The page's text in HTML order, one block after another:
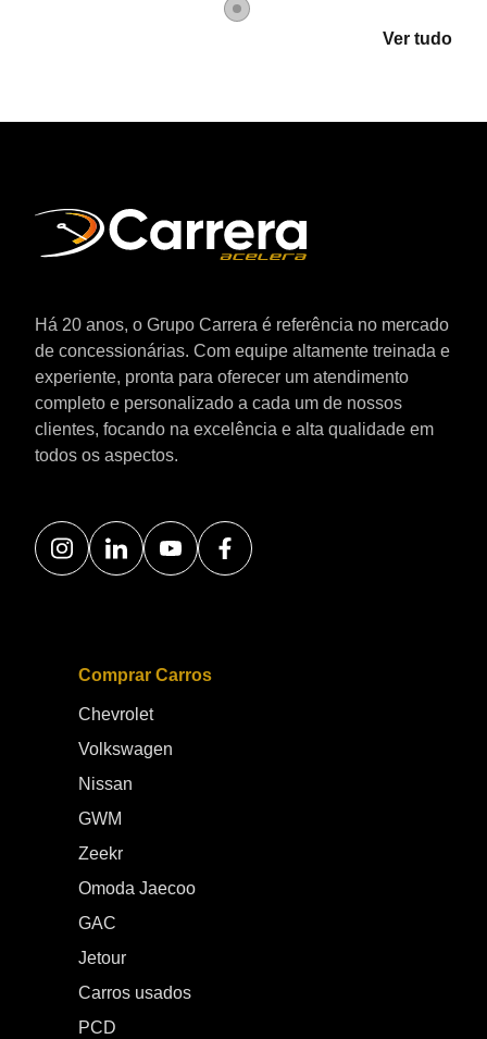
Ver tudo
Há 20 anos, o Grupo Carrera é referência no mercado
de concessionárias. Com equipe altamente treinada e
experiente, pronta para oferecer um atendimento
completo e personalizado a cada um de nossos
clientes, focando na excelência e alta qualidade em
todos os aspectos.
Comprar Carros
Chevrolet
Volkswagen
Nissan
GWM
Zeekr
Omoda Jaecoo
GAC
Jetour
Carros usados
PCD